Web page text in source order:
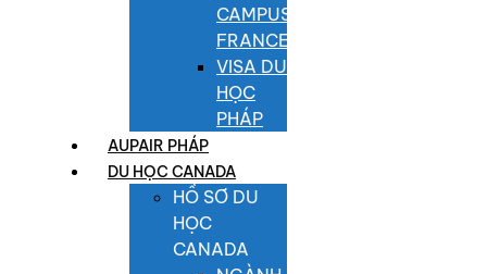
CAMPUS
FRANCE
VISA DU
HỌC
PHÁP
AUPAIR PHÁP
DU HỌC CANADA
HỒ SƠ DU
HỌC
CANADA